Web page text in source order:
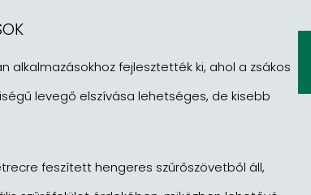
alkalmazásokhoz fejlesztették ki, ahol a zsákos
levegő elszívása lehetséges, de kisebb
feszített hengeres szűrőszövetből áll,